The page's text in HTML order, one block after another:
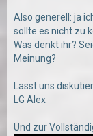
Also generell: ja
sollte es nicht zu
Was denkt ihr?
Meinung?
Lasst uns
LG Alex
Und zur